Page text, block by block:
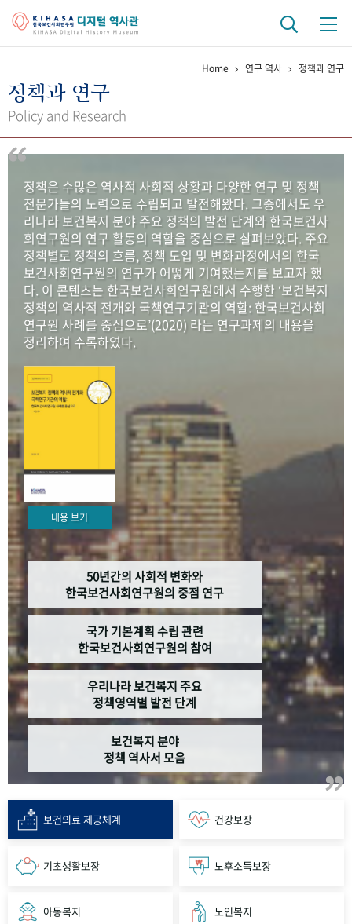
걸어온 길 기관 변천사
연구 역사
정책과 연구 키워드로 보는 연구 역사
연구자들
간행물 변천사
기록물 아카이브
사진 아카이브 문서 기록물 행정박물 영상 기록물
50+1주년 기념
성과 50선 숫자로 보는 50년
세계와 함께 한 KIHASA
VR 역사관
Home 연구 역사 정책과 연구
정책과 연구
Policy and Research
정책은 수많은 역사적 사회적 상황과 다양한 연구 및 정책
전문가들의 노력으로 수립되고 발전해왔다. 그중에서도 우
리나라 보건복지 분야 주요 정책의 발전 단계와 한국보건사
회연구원의 연구 활동의 역할을 중심으로 살펴보았다. 주요
정책별로 정책의 흐름, 정책 도입 및 변화과정에서의 한국
보건사회연구원의 연구가 어떻게 기여했는지를 보고자 했
다. 이 콘텐츠는 한국보건사회연구원에서 수행한 ‘보건복지
정책의 역사적 전개와 국책연구기관의 역할: 한국보건사회
연구원 사례를 중심으로’(2020) 라는 연구과제의 내용을
정리하여 수록하였다.
내용 보기
50년간의 사회적 변화와
한국보건사회연구원의 중점 연구
국가 기본계획 수립 관련
한국보건사회연구원의 참여
우리나라 보건복지 주요
정책영역별 발전 단계
보건복지 분야
정책 역사서 모음
보건의료 제공체계 건강보장
기초생활보장 노후소득보장
아동복지 노인복지